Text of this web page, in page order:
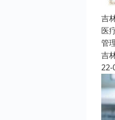
吉
医
管
吉
22-